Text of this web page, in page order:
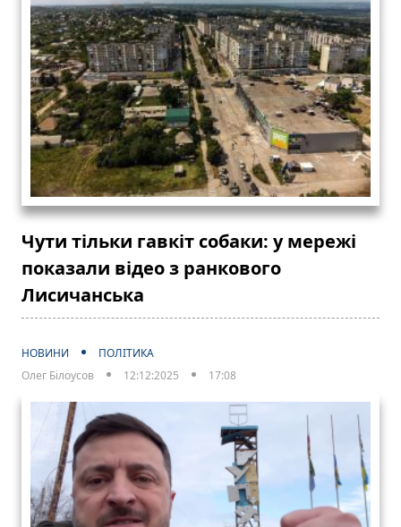
Чути тільки гавкіт собаки: у мережі
показали відео з ранкового
Лисичанська
НОВИНИ
ПОЛІТИКА
Олег Білоусов
12:12:2025 17:08